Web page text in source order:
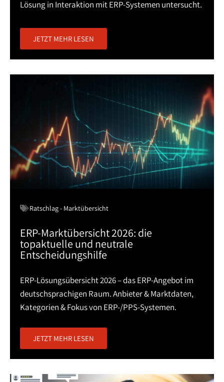
Lösung in Interaktion mit ERP-Systemen untersucht.
JETZT MEHR LESEN
Ratschlag - Marktübersicht
ERP-Marktübersicht 2026: die
topaktuelle und neutrale
Entscheidungshilfe
ERP-Lösungsübersicht 2026 – das ERP-Angebot im
deutschsprachigen Raum. Anbieter & Marktdaten,
Kategorien & Fokus von ERP-/PPS-Systemen.
JETZT MEHR LESEN